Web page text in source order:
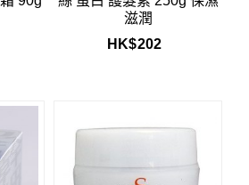
滋潤
HK$202